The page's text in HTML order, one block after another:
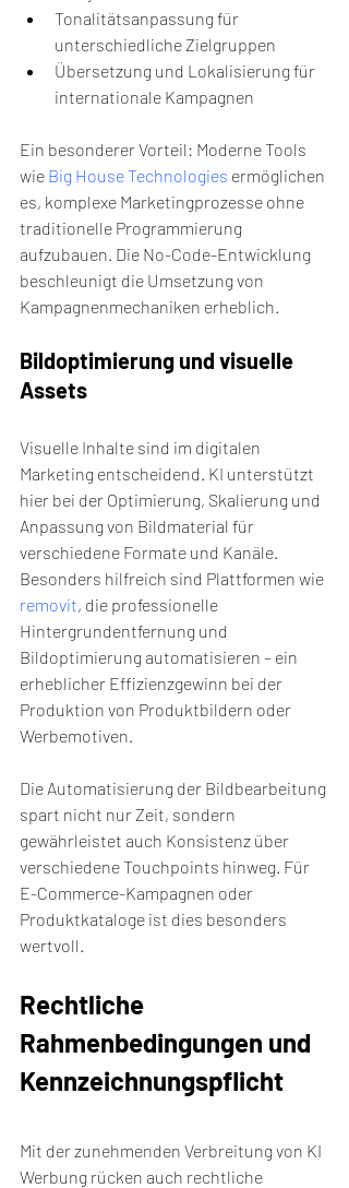
Tonalitätsanpassung für
unterschiedliche Zielgruppen
Übersetzung und Lokalisierung für
internationale Kampagnen
Ein besonderer Vorteil: Moderne Tools
wie Big House Technologies ermöglichen
es, komplexe Marketingprozesse ohne
traditionelle Programmierung
aufzubauen. Die No-Code-Entwicklung
beschleunigt die Umsetzung von
Kampagnenmechaniken erheblich.
Bildoptimierung und visuelle
Assets
Visuelle Inhalte sind im digitalen
Marketing entscheidend. KI unterstützt
hier bei der Optimierung, Skalierung und
Anpassung von Bildmaterial für
verschiedene Formate und Kanäle.
Besonders hilfreich sind Plattformen wie
removit, die professionelle
Hintergrundentfernung und
Bildoptimierung automatisieren – ein
erheblicher Effizienzgewinn bei der
Produktion von Produktbildern oder
Werbemotiven.
Die Automatisierung der Bildbearbeitung
spart nicht nur Zeit, sondern
gewährleistet auch Konsistenz über
verschiedene Touchpoints hinweg. Für
E-Commerce-Kampagnen oder
Produktkataloge ist dies besonders
wertvoll.
Rechtliche
Rahmenbedingungen und
Kennzeichnungspflicht
Mit der zunehmenden Verbreitung von KI
Werbung rücken auch rechtliche